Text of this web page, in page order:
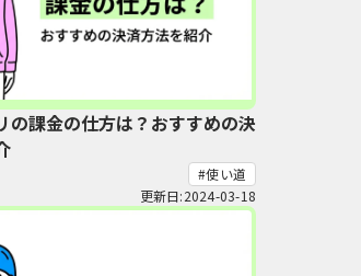
の課金の仕方は？おすすめの決
使い道
更新日:2024-03-18